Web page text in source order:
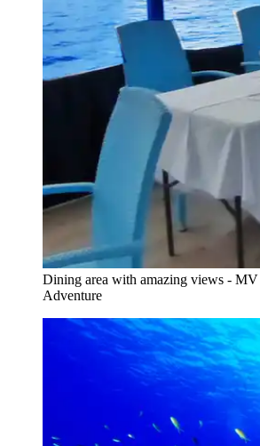
Dining area with amazing views -
Adventure